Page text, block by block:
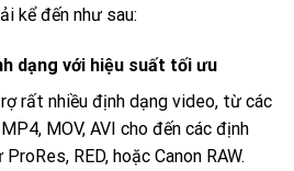
kể đến như sau:
dạng với hiệu suất tối ưu
rất nhiều định dạng video, từ các
MOV, AVI cho đến các định
RED, hoặc Canon RAW.